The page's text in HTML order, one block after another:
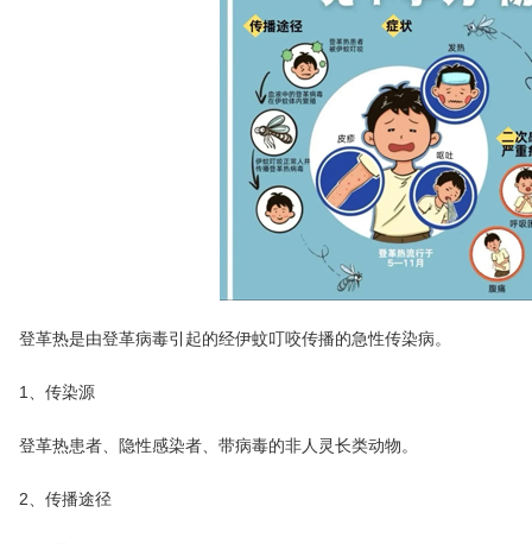
登革热是由登革病毒引起的经伊蚊叮咬传播的急性传染病。
1、传染源
登革热患者、隐性感染者、带病毒的非人灵长类动物。
2、传播途径